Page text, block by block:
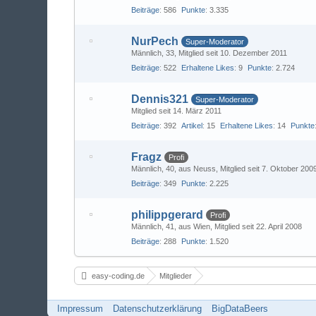
Beiträge 586 Punkte 3.335
NurPech
Super-Moderator
Männlich 33 Mitglied seit 10. Dezember 2011
Beiträge 522 Erhaltene Likes 9 Punkte 2.724
Dennis321
Super-Moderator
Mitglied seit 14. März 2011
Beiträge 392 Artikel 15 Erhaltene Likes 14 Punkte
Fragz
Profi
Männlich 40 aus Neuss
Mitglied seit 7. Oktober
Beiträge 349 Punkte 2.225
philippgerard
Profi
Männlich 41 aus Wien Mitglied seit 22. April 2008
Beiträge 288 Punkte 1.520
easy-coding.de Mitglieder
Impressum Datenschutzerklärung BigDataBeers